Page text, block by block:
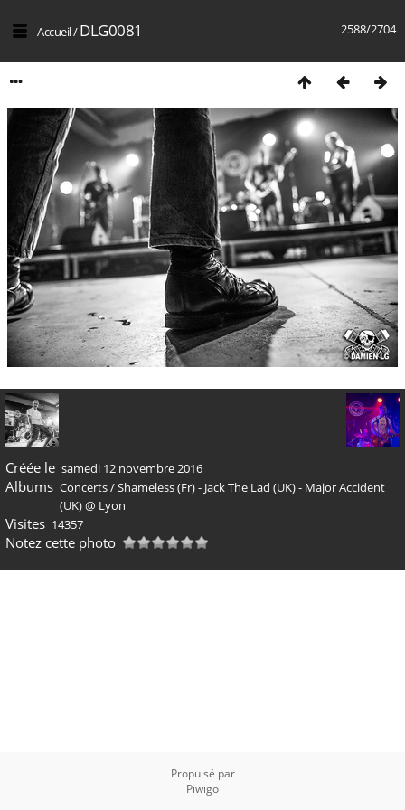
2588/2704
Accueil/DLG0081
Créée le samedi 12 novembre 2016
Albums Concerts/Shameless (Fr) - Jack The Lad (UK) - Major Accident
(UK) @ Lyon
Visites 14357
Notez cette photo
Propulsé par
Piwigo